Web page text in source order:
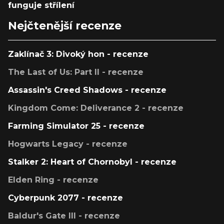
funguje střílení
Nejčtenější recenze
Zaklínač 3: Divoký hon - recenze
The Last of Us: Part II - recenze
Assassin's Creed Shadows - recenze
Kingdom Come: Deliverance 2 - recenze
Farming Simulator 25 - recenze
Hogwarts Legacy - recenze
Stalker 2: Heart of Chornobyl - recenze
Elden Ring - recenze
Cyberpunk 2077 - recenze
Baldur's Gate III - recenze